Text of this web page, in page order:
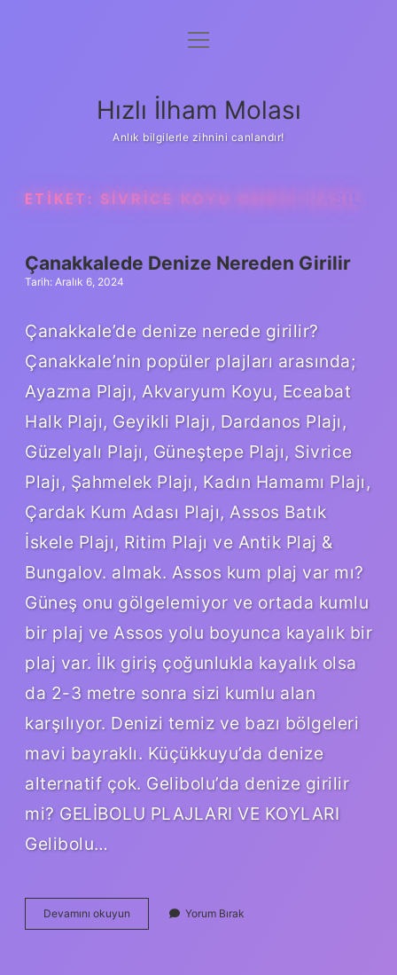
Anasayfa
Yasal Uyarı
menüyü
Hızlı İlham Molası
Anlık bilgilerle zihnini canlandır!
ETIKET: SIVRICE KOYU DENIZI NASIL
Çanakkalede Denize Nereden Girilir
Tarih: Aralık 6, 2024
Çanakkale’de denize nerede girilir?
Çanakkale’nin popüler plajları arasında;
Ayazma Plajı, Akvaryum Koyu, Eceabat
Halk Plajı, Geyikli Plajı, Dardanos Plajı,
Güzelyalı Plajı, Güneştepe Plajı, Sivrice
Plajı, Şahmelek Plajı, Kadın Hamamı Plajı,
Çardak Kum Adası Plajı, Assos Batık
İskele Plajı, Ritim Plajı ve Antik Plaj &
Bungalov. almak. Assos kum plaj var mı?
Güneş onu gölgelemiyor ve ortada kumlu
bir plaj ve Assos yolu boyunca kayalık bir
plaj var. İlk giriş çoğunlukla kayalık olsa
da 2-3 metre sonra sizi kumlu alan
karşılıyor. Denizi temiz ve bazı bölgeleri
mavi bayraklı. Küçükkuyu’da denize
alternatif çok. Gelibolu’da denize girilir
mi? GELİBOLU PLAJLARI VE KOYLARI
Gelibolu…
Devamını okuyun Çanakkalede
Denize
Yorum Bırak